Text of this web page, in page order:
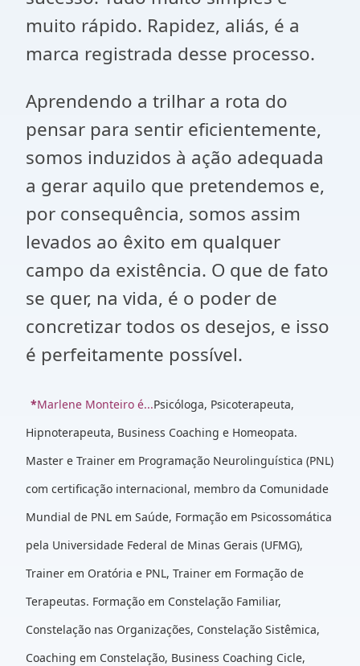
muito rápido. Rapidez, aliás, é a
marca registrada desse processo.
Aprendendo a trilhar a rota do
pensar para sentir eficientemente,
somos induzidos à ação adequada
a gerar aquilo que pretendemos e,
por consequência, somos assim
levados ao êxito em qualquer
campo da existência. O que de fato
se quer, na vida, é o poder de
concretizar todos os desejos, e isso
é perfeitamente possível.
*Marlene Monteiro é...Psicóloga, Psicoterapeuta,
Hipnoterapeuta, Business Coaching e Homeopata.
Master e Trainer em Programação Neurolinguística (PNL)
com certificação internacional, membro da Comunidade
Mundial de PNL em Saúde, Formação em Psicossomática
pela Universidade Federal de Minas Gerais (UFMG),
Trainer em Oratória e PNL, Trainer em Formação de
Terapeutas. Formação em Constelação Familiar,
Constelação nas Organizações, Constelação Sistêmica,
Coaching em Constelação, Business Coaching Cicle,